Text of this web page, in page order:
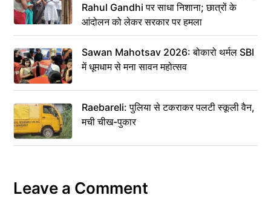
Rahul Gandhi पर साधा निशाना; छात्रों के
आंदोलन को लेकर सरकार पर हमला
Sawan Mahotsav 2026: बोकारो थर्मल SBI
में धूमधाम से मना सावन महोत्सव
Raebareli: पुलिया से टकराकर पलटी स्कूली वैन,
मची चीख-पुकार
Leave a Comment